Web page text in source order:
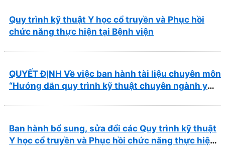
Quy trình kỹ thuật Y học cổ truyền và Phục hồi
chức năng thực hiện tại Bệnh viện
QUYẾT ĐỊNH Về việc ban hành tài liệu chuyên môn
“Hướng dẫn quy trình kỹ thuật chuyên ngành y
Ban hành bổ sung, sửa đổi các Quy trình kỹ thuật
Y học cổ truyền và Phục hồi chức năng thực hiện